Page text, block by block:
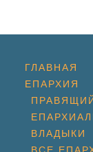
ГЛАВНАЯ
ЕПАРХИЯ
ВЛАДЫКИ